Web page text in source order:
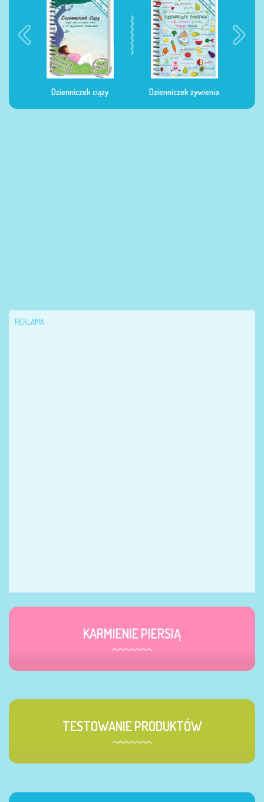
Dzienniczek ciąży Dzienniczek żywienia
REKLAMA
KARMIENIE PIERSIĄ
TESTOWANIE PRODUKTÓW